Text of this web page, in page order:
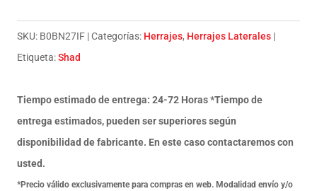
3P
System
Bn
251
17
cantidad
SKU: B0BN27IF Categorías: Herrajes, Herrajes Laterales
Etiqueta:Shad
Tiempo estimado de entrega: 24-72 Horas *Tiempo de
entrega estimados, pueden ser superiores según
disponibilidad de fabricante. En este caso contactaremos con
usted.
*Precio válido exclusivamente para compras en web. Modalidad envío y/o